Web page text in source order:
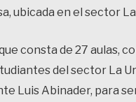
ubicada en el sector
consta de 27 aulas,
del sector La
Luis Abinader, para